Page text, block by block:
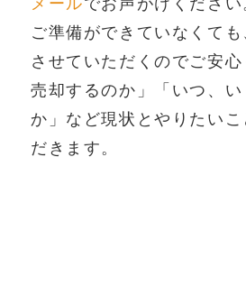
ご準備ができていなくて
させていただくのでご安
売却するのか」「いつ、
か」など現状とやりたい
だきます。